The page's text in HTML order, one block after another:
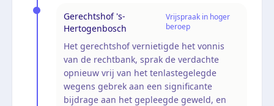
Gerechtshof 's-
Hertogenbosch
Vrijspraak in hoger
beroep
Het gerechtshof vernietigde het vonnis
van de rechtbank, sprak de verdachte
opnieuw vrij van het tenlastegelegde
wegens gebrek aan een significante
bijdrage aan het gepleegde geweld, en